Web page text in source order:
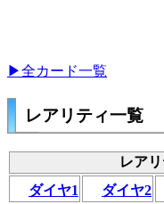
▶全カード一覧
レアリティ一覧
レア
ダイヤ1
ダイヤ2